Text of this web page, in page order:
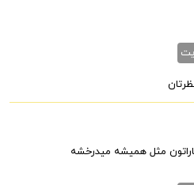
مثل همیشه میدرخشه